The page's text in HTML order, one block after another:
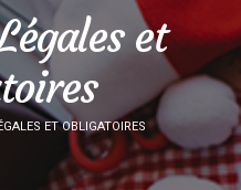
et
ET OBLIGATOIRES